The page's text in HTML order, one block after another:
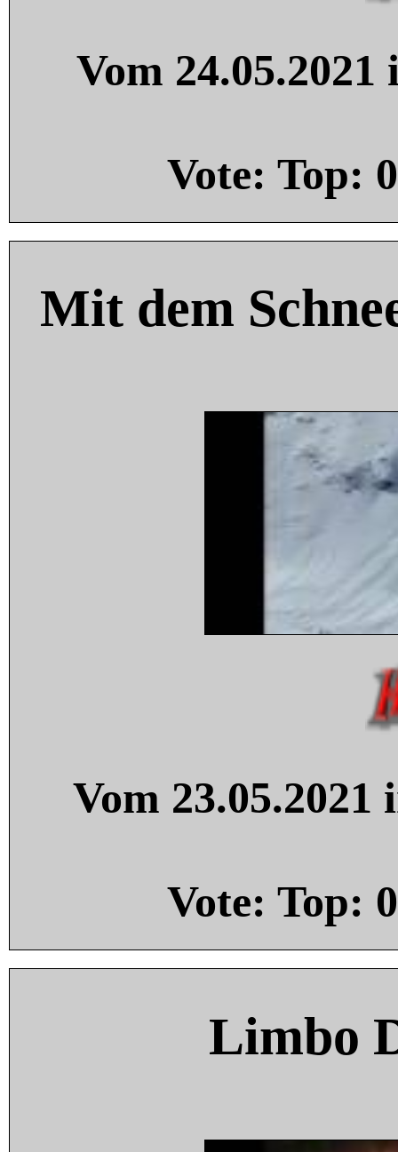
Vom
Vote: Top: 0
Mit dem
Vom
Vote: Top: 0
Limbo